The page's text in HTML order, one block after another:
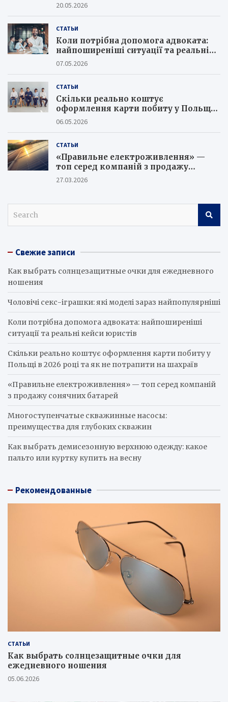
20.05.2026
СТАТЬИ
Коли потрібна допомога адвоката:
найпоширеніші ситуації та реальні
кейси юристів
07.05.2026
СТАТЬИ
Скільки реально коштує
оформлення карти побиту у Польщі
в 2026 році та як не потрапити на
06.05.2026
СТАТЬИ
«Правильне електроживлення» —
топ серед компаній з продажу
сонячних батарей
27.03.2026
c Свежие записи
Как выбрать солнцезащитные очки для ежедневного
ношения
Чоловічі секс-іграшки: які моделі зараз найпопулярніші
Коли потрібна допомога адвоката: найпоширеніші
ситуації та реальні кейси юристів
Скільки реально коштує оформлення карти побиту у
Польщі в 2026 році та як не потрапити на шахраїв
«Правильне електроживлення» — топ серед компаній
з продажу сонячних батарей
Многоступенчатые скважинные насосы:
преимущества для глубоких скважин
Как выбрать демисезонную верхнюю одежду: какое
пальто или куртку купить на весну
Рекомендованные
СТАТЬИ
Как выбрать солнцезащитные очки для
ежедневного ношения
05.06.2026